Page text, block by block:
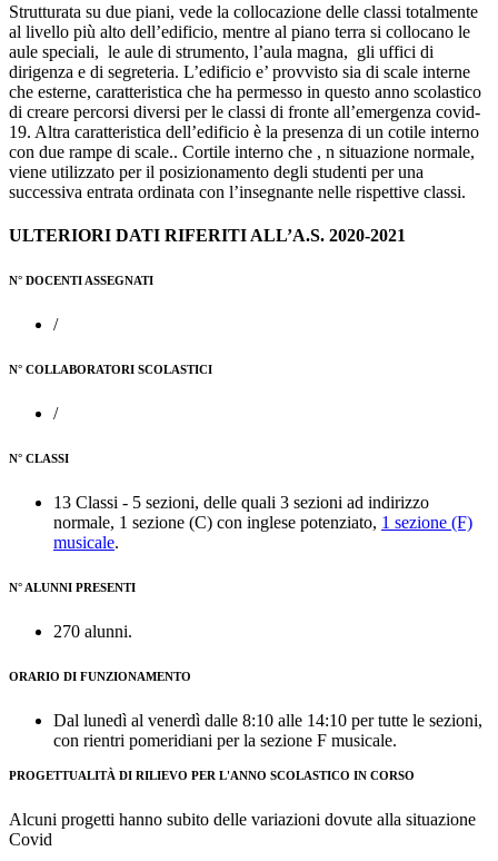
Strutturata su due piani, vede la collocazione delle classi totalmente
al livello più alto dell’edificio, mentre al piano terra si collocano le
aule speciali, le aule di strumento, l’aula magna, gli uffici di
dirigenza e di segreteria. L’edificio e’ provvisto sia di scale interne
che esterne, caratteristica che ha permesso in questo anno scolastico
di creare percorsi diversi per le classi di fronte all’emergenza covid-
19. Altra caratteristica dell’edificio è la presenza di un cotile interno
con due rampe di scale.. Cortile interno che , n situazione normale,
viene utilizzato per il posizionamento degli studenti per una
successiva entrata ordinata con l’insegnante nelle rispettive classi.
ULTERIORI DATI RIFERITI ALL’A.S. 2020-2021
N° DOCENTI ASSEGNATI
/
N° COLLABORATORI SCOLASTICI
/
N° CLASSI
13 Classi - 5 sezioni, delle quali 3 sezioni ad indirizzo
normale, 1 sezione (C) con inglese potenziato, 1 sezione (F)
musicale.
N° ALUNNI PRESENTI
270 alunni.
ORARIO DI FUNZIONAMENTO
Dal lunedì al venerdì dalle 8:10 alle 14:10 per tutte le sezioni,
con rientri pomeridiani per la sezione F musicale.
PROGETTUALITÀ DI RILIEVO PER L'ANNO SCOLASTICO IN CORSO
Alcuni progetti hanno subito delle variazioni dovute alla situazione
Covid